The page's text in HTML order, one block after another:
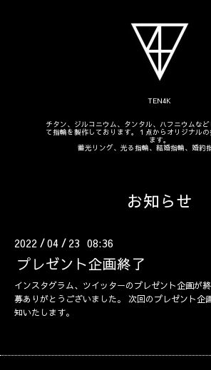
TEN4K
チタン、ジルコニウム、タンタル、ハフニウムな
て指輪を製作しております。１点からオリジナル
ます。
蓄光リング、光る指輪、結婚指輪、婚約指
お知らせ
2022 /04 / 23 08:36
プレゼント企画終了
インスタグラム、ツイッターのプレゼント企画が
募ありがとうございました。 次回のプレゼント企
知いたします。